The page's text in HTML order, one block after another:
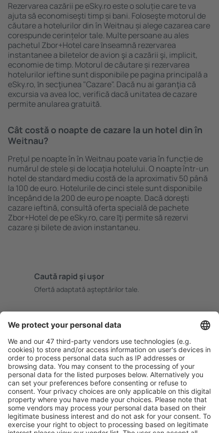
Rezervarea cazării pe eSky.ro este o soluție care te va
ajuta să economiseşti timp și bani. Foloseşte motorul de
căutare a hotelurilor din în Weitnau și alege cazarea care
corespunde cerințelor tale. Multe persoane au ales
pachetul Zbor+Hotel care ȋnseamnă rezervarea
instantanee a biletelor de avion şi a cazării şi, implicit,
economie de timp. Motorul de căutare și rezervarea
hotelurilor ieftine sunt disponibile pe pagina principală a
eSky.ro, ȋn secţiunea "Cazare". Dacă nu ai garanţia că
excursia va avea loc, verifică dacă unitatea de cazare
permite anularea gratuită.
Cât costă o noapte de cazare la un hotel din în
Weitnau?
Prețul pe noapte în în Weitnau poate varia în funcție de
numărul de stele și de locaţia hotelului. O noapte într-un
hotel de standard mediu costă de la aproximativ 50 până
la 100 de euro. Hotelurile de cinci stele sunt disponibile
ȋncepând de la 200 de euro pe noapte. Dacă doreşti
cazare ieftină, consultă oferta specială de pachete
Zbor+Hotel de pe eSky.ro, care ȋţi permite să rezervi
cazare și bilete de avion instantaneu.
Caută rapid şi uşor
Ofertă adaptată aşteptărilor tale.
Rezervare fără griji cu opțiune gratuită de anulare.
Economiseşte mai mult
Prețuri atractive și oferte speciale pentru utilizatorii
conectați.
Cazarea preferată
Alege din peste 1,3 mil. de opţiuni: hoteluri, cabane,
apartamente și altele.